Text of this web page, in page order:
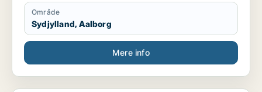
Område
Sydjylland, Aalborg
Mere info